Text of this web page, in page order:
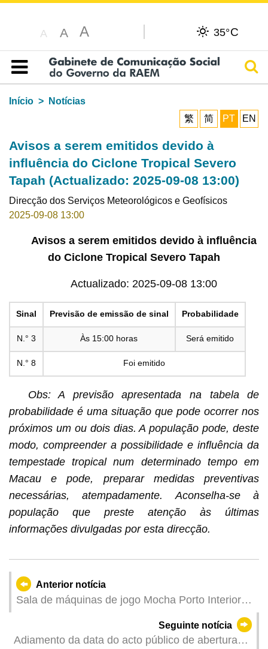
A A A 35°C
Índice
Início
Notícias
繁
简 PT EN
Avisos a serem emitidos devido à
influência do Ciclone Tropical Severo
Tapah (Actualizado: 2025-09-08 13:00)
Direcção dos Serviços Meteorológicos e Geofísicos
2025-09-08 13:00
Avisos a serem emitidos devido à influência
do Ciclone Tropical Severo Tapah
Actualizado: 2025-09-08 13:00
Sinal Previsão de emissão de sinal Probabilidade
N.° 3 Às 15:00 horas Será emitido
N.° 8 Foi emitido
Obs: A previsão apresentada na tabela de
probabilidade é uma situação que pode ocorrer nos
próximos um ou dois dias. A população pode, deste
modo, compreender a possibilidade e influência da
tempestade tropical num determinado tempo em
Macau e pode, preparar medidas preventivas
necessárias, atempadamente. Aconselha-se à
população que preste atenção às últimas
informações divulgadas por esta direcção.
Anterior notícia
Sala de máquinas de jogo Mocha Porto Interior
Seguinte notícia
Adiamento da data do acto público de abertura